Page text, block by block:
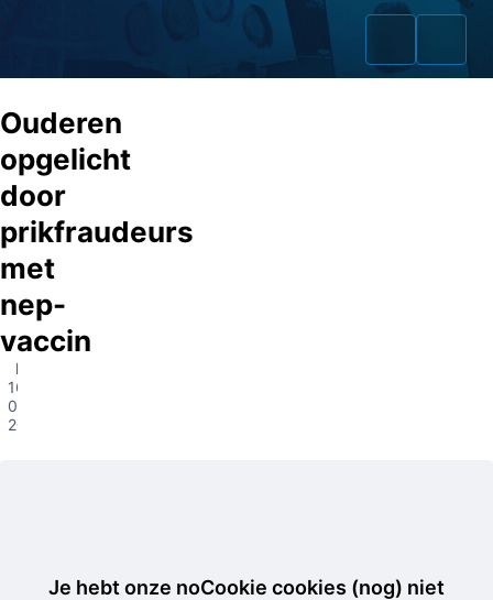
Zaken
Opsporingslijst
Ouderen
opgelicht
door
prikfraudeurs
met
nep-
vaccin
Heerjansdam
16-
03-
2021
Je hebt onze noCookie cookies (nog) niet